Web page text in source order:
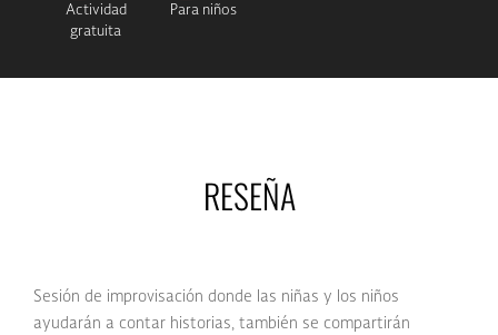
Actividad
gratuita
Para niños
RESEÑA
Sesión de improvisación donde las niñas y los niños
ayudarán a contar historias, también se compartirán